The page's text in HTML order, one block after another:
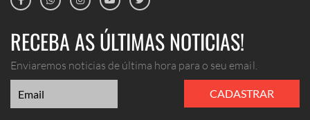
RECEBA AS ÚLTIMAS NOTICIAS!
Enviaremos noticias de última hora para o seu email.
CADASTRAR